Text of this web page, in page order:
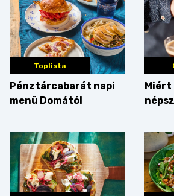
Toplista
Pénztárcabarát napi
menü Domától